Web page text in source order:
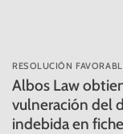
RESOLUCIÓN
Albos Law
vulneración del
indebida en